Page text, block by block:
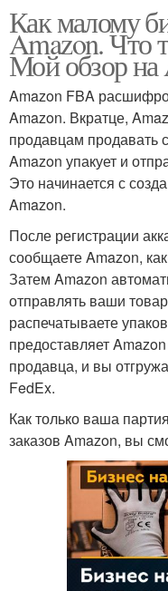
Как малому
Amazon. Что
Мой обзор
Amazon FBA
Amazon. Вкратце,
продавцам продавать
Amazon упакует и
Это начинается с
Amazon.
После регистрации
сообщаете Amazon,
Затем Amazon
отправлять ваши
распечатываете
предоставляет
продавца, и вы
FedEx.
Как только ваша
заказов Amazon, вы